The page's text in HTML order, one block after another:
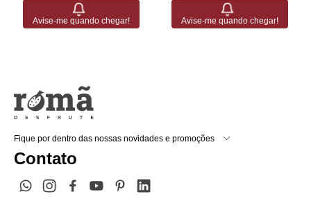
Avise-me quando chegar! Avise-me quando chegar!
Fique por dentro das nossas novidades e promoções
Contato